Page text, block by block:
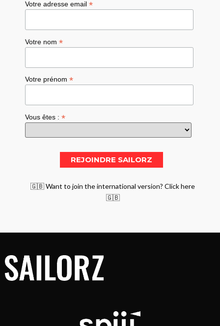
Votre adresse email*
Votre nom*
Votre prénom*
Vous êtes :*
🇬🇧 Want to join the international version? Click here
🇬🇧